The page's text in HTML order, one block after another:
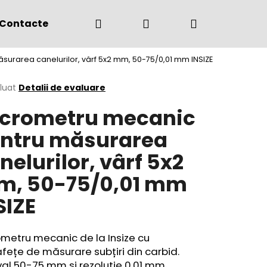
Contacte (+4) 0775 291 134
Căutare Autentificare
canelurilor, vârf 5x2 mm, 50-75/0,01 mm INSIZE
Detalii de evaluare
mecanic
măsurarea
vârf 5x2
50-75/0,01 mm
mecanic de la Insize cu
de măsurare subțiri din carbid.